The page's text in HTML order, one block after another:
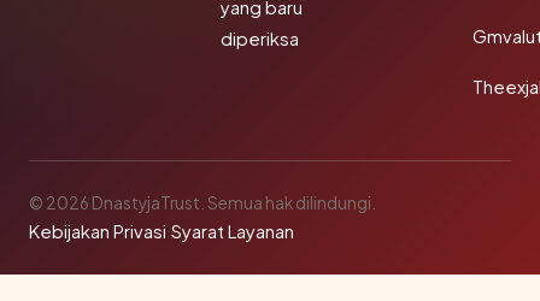
yang baru
diperiksa
© 2026 DnastyjaTrust. Semua hak dilindungi.
Kebijakan Privasi·Syarat Layanan